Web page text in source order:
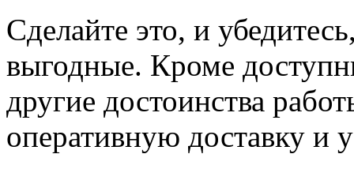
Сделайте это, и
выгодные. Кроме
другие достоинства
оперативную доставку и